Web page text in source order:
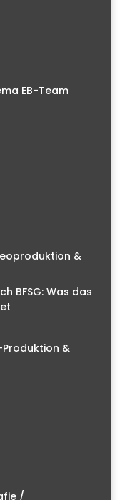
EB-Team
&
BFSG: Was das
&
/